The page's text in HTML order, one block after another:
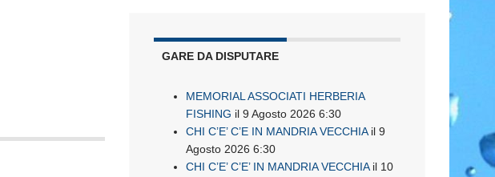
GARE DA DISPUTARE
MEMORIAL ASSOCIATI HERBERIA
FISHING il 9 Agosto 2026 6:30
CHI C’E’ C’E IN MANDRIA VECCHIAil 9
Agosto 2026 6:30
CHI C’E’ C’E’ IN MANDRIA VECCHIAil 10